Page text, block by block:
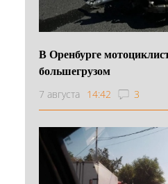
В Оренбурге
большегрузом
7 августа 14:42 3